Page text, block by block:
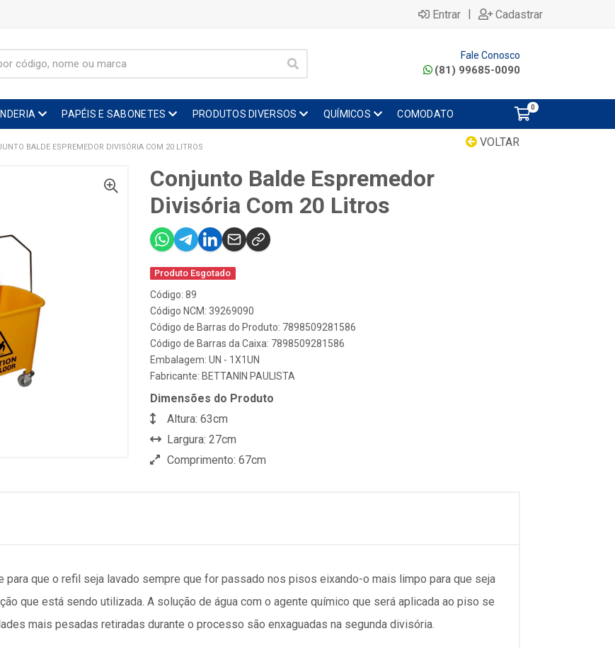
Entrar | Cadastrar
Fale Conosco
(81) 99685-0090
PAPÉIS E SABONETES PRODUTOS DIVERSOS QUÍMICOS COMODATO
0
VOLTAR
BALDE ESPREMEDOR DIVISÓRIA COM 20 LITROS
Conjunto Balde Espremedor
Divisória Com 20 Litros
Produto Esgotado
Código: 89
Código NCM: 39269090
Código de Barras do Produto: 7898509281586
Código de Barras da Caixa: 7898509281586
Embalagem: UN - 1X1UN
Fabricante: BETTANIN PAULISTA
Dimensões do Produto
Altura: 63cm
Largura: 27cm
Comprimento: 67cm
para que o refil seja lavado sempre que for passado nos pisos eixando-o mais limpo para que seja
que está sendo utilizada. A solução de água com o agente químico que será aplicada ao piso se
mais pesadas retiradas durante o processo são enxaguadas na segunda divisória.